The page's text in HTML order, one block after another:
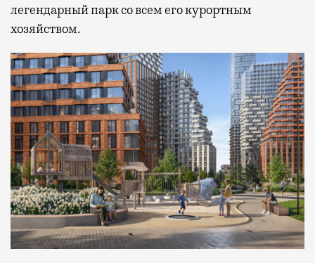
легендарный парк со всем его курортным
хозяйством.